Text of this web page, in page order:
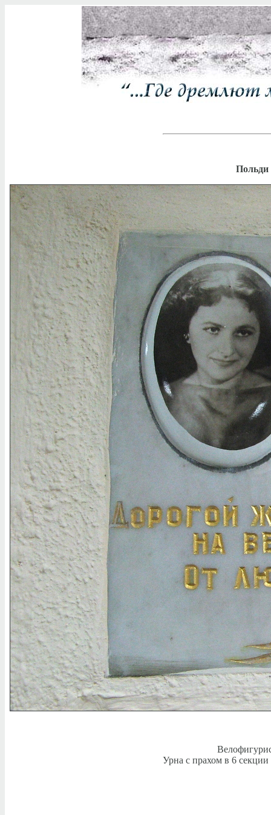
Польди
Урна с прахом в 6 секции